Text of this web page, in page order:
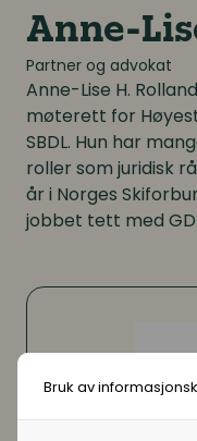
Bruk av
Arbeidsrett
Personalpolitikk
Arbeidsmiljø og
Mangfold og
Digitale løsninger
Digitale løsninger i
Lønn og ytelser
Lønn og ytelser
Pensjon
Lønnsoppgjøret og
Digitale løsninger
Digitale løsninger i
Anne-
Partner og advokat
Anne-Lise H.
møterett for
SBDL. Hun har
roller som juridisk
år i Norges
jobbet tett med